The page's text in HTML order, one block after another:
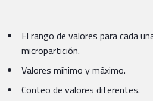
El rango de valores para cada
micropartición.
Valores mínimo y máximo.
Conteo de valores diferentes.